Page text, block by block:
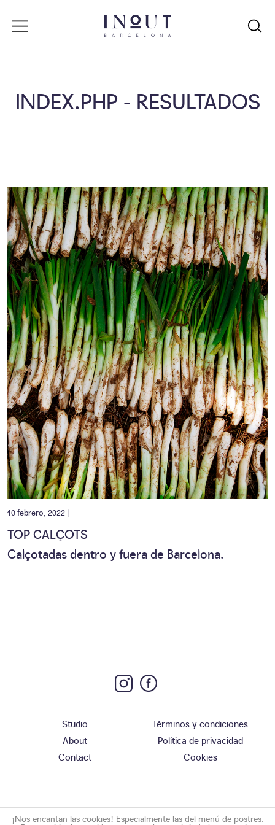
INDEX.PHP - RESULTADOS
10 febrero, 2022 |
TOP CALÇOTS
Calçotadas dentro y fuera de Barcelona.
Studio
About
Contact
Términos y condiciones
Política de privacidad
Cookies
¡Nos encantan las cookies! Especialmente las del menú de postres.